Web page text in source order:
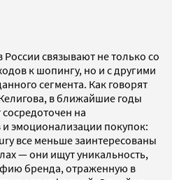
связывают не только со
к шопингу, но и с другими
сегмента. Как говорят
в ближайшие годы
на
эмоционализации покупок:
все меньше заинтересованы
— они ищут уникальность,
бренда, отраженную в